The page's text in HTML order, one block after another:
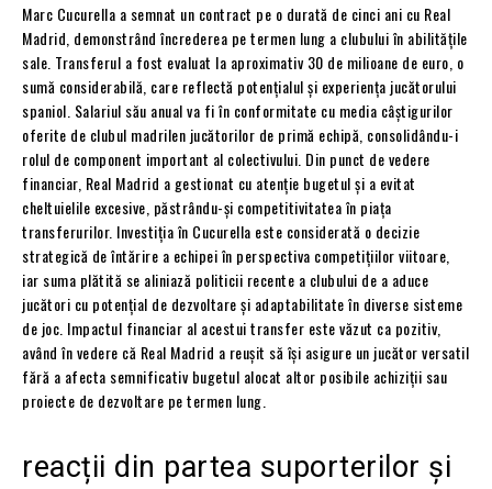
Marc Cucurella a semnat un contract pe o durată de cinci ani cu Real
Madrid, demonstrând încrederea pe termen lung a clubului în abilitățile
sale. Transferul a fost evaluat la aproximativ 30 de milioane de euro, o
sumă considerabilă, care reflectă potențialul și experiența jucătorului
spaniol. Salariul său anual va fi în conformitate cu media câștigurilor
oferite de clubul madrilen jucătorilor de primă echipă, consolidându-i
rolul de component important al colectivului. Din punct de vedere
financiar, Real Madrid a gestionat cu atenție bugetul și a evitat
cheltuielile excesive, păstrându-și competitivitatea în piața
transferurilor. Investiția în Cucurella este considerată o decizie
strategică de întărire a echipei în perspectiva competițiilor viitoare,
iar suma plătită se aliniază politicii recente a clubului de a aduce
jucători cu potențial de dezvoltare și adaptabilitate în diverse sisteme
de joc. Impactul financiar al acestui transfer este văzut ca pozitiv,
având în vedere că Real Madrid a reușit să își asigure un jucător versatil
fără a afecta semnificativ bugetul alocat altor posibile achiziții sau
proiecte de dezvoltare pe termen lung.
reacții din partea suporterilor și